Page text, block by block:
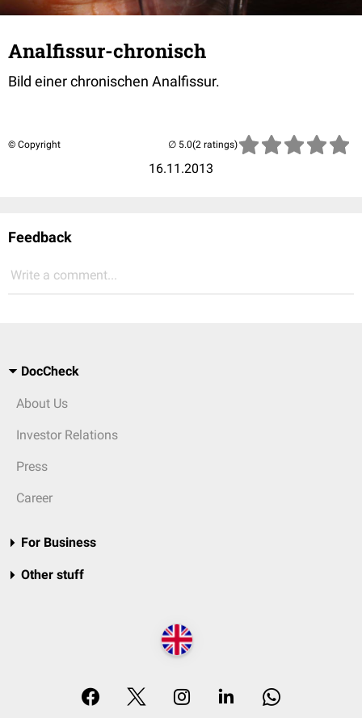
Analfissur-chronisch
Bild einer chronischen Analfissur.
© Copyright
16.11.2013
(2 ratings)
Feedback
Write a comment...
DocCheck
About Us
Investor Relations
Press
Career
For Business
Other stuff